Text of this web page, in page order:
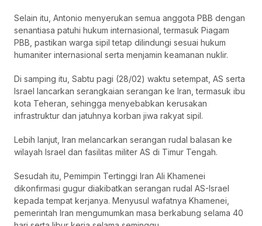
Selain itu, Antonio menyerukan semua anggota PBB dengan
senantiasa patuhi hukum internasional, termasuk Piagam
PBB, pastikan warga sipil tetap dilindungi sesuai hukum
humaniter internasional serta menjamin keamanan nuklir.
Di samping itu, Sabtu pagi (28/02) waktu setempat, AS serta
Israel lancarkan serangkaian serangan ke Iran, termasuk ibu
kota Teheran, sehingga menyebabkan kerusakan
infrastruktur dan jatuhnya korban jiwa rakyat sipil.
Lebih lanjut, Iran melancarkan serangan rudal balasan ke
wilayah Israel dan fasilitas militer AS di Timur Tengah.
Sesudah itu, Pemimpin Tertinggi Iran Ali Khamenei
dikonfirmasi gugur diakibatkan serangan rudal AS-Israel
kepada tempat kerjanya. Menyusul wafatnya Khamenei,
pemerintah Iran mengumumkan masa berkabung selama 40